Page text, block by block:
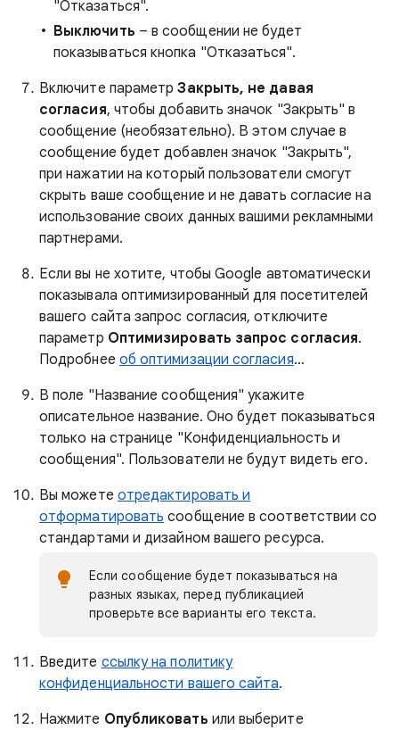
"Отказаться".
Выключить – в сообщении не будет
показываться кнопка "Отказаться".
Включите параметрЗакрыть, не давая
согласия, чтобы добавить значок "Закрыть" в
сообщение (необязательно). В этом случае в
сообщение будет добавлен значок "Закрыть",
при нажатии на который пользователи смогут
скрыть ваше сообщение и не давать согласие на
использование своих данных вашими рекламными
партнерами.
Если вы не хотите, чтобы Google автоматически
показывала оптимизированный для посетителей
вашего сайта запрос согласия, отключите
параметр Оптимизировать запрос согласия.
Подробнее об оптимизации согласия…
В поле "Название сообщения" укажите
описательное название. Оно будет показываться
только на странице "Конфиденциальность и
сообщения". Пользователи не будут видеть его.
Вы можете отредактировать и
отформатировать сообщение в соответствии со
стандартами и дизайном вашего ресурса.
Если сообщение будет показываться на
разных языках, перед публикацией
проверьте все варианты его текста.
Введите ссылку на политику
конфиденциальности вашего сайта.
Нажмите Опубликовать или выберите